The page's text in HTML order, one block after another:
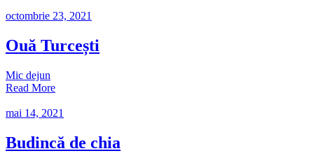
octombrie 23, 2021
Ouă Turcești
Mic dejun
Read More
mai 14, 2021
Budincă de chia